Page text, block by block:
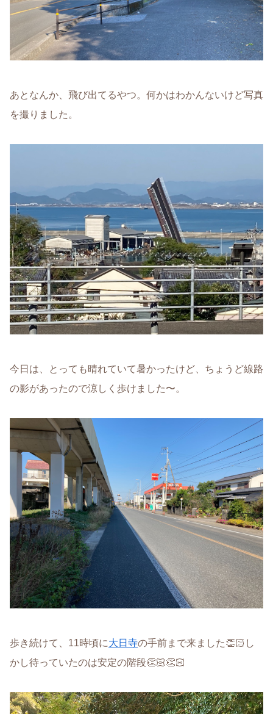
あとなんか、飛び出てるやつ。何かはわかんないけど写真
を撮りました。
今日は、とっても晴れていて暑かったけど、ちょうど線路
の影があったので涼しく歩けました〜。
歩き続けて、11時頃に大日寺の手前まで来ました👏🏻し
かし待っていたのは安定の階段👏🏻👏🏻